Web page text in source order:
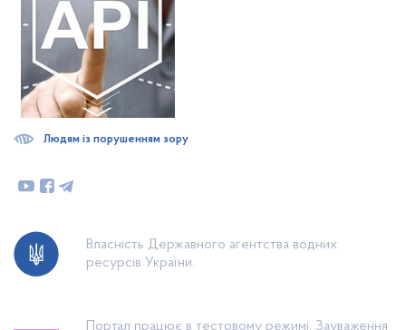
Власність Державного агентства водних
ресурсів України.
Портал працює в тестовому режимі. Зауваження
Людям із порушенням зору